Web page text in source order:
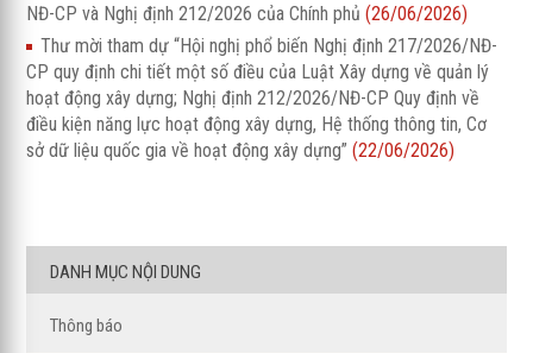
NĐ-CP và Nghị định 212/2026 của Chính phủ(26/06/2026)
Thư mời tham dự “Hội nghị phổ biến Nghị định 217/2026/NĐ-
CP quy định chi tiết một số điều của Luật Xây dựng về quản lý
hoạt động xây dựng; Nghị định 212/2026/NĐ-CP Quy định về
điều kiện năng lực hoạt động xây dựng, Hệ thống thông tin, Cơ
sở dữ liệu quốc gia về hoạt động xây dựng”(22/06/2026)
DANH MỤC NỘI DUNG
Thông báo